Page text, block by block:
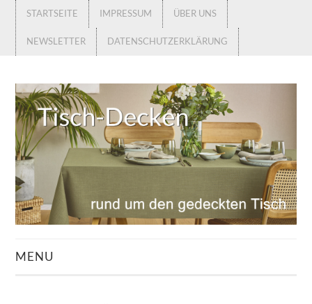
STARTSEITE IMPRESSUM ÜBER UNS
NEWSLETTER DATENSCHUTZERKLÄRUNG
MENU